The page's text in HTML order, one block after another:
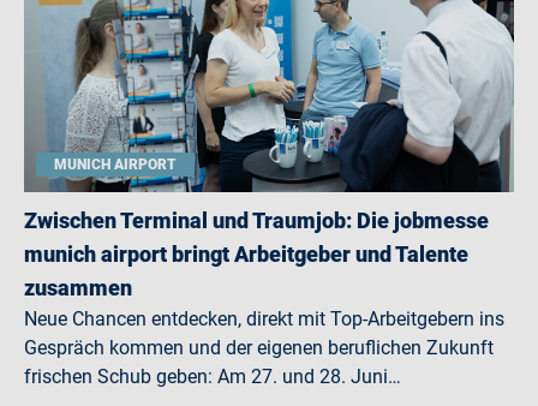
MUNICH AIRPORT
Zwischen Terminal und Traumjob: Die jobmesse
munich airport bringt Arbeitgeber und Talente
zusammen
Neue Chancen entdecken, direkt mit Top-Arbeitgebern ins
Gespräch kommen und der eigenen beruflichen Zukunft
frischen Schub geben: Am 27. und 28. Juni…